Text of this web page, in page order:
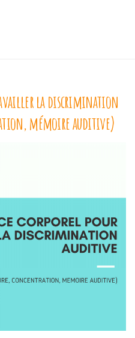
la discrimination
mémoire auditive)